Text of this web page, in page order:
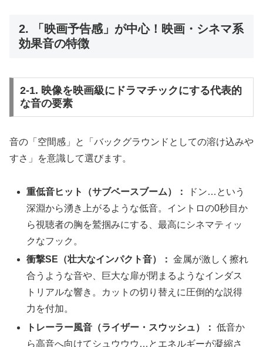
2. 「映画予告感」が中心！映画・シネマ系
効果音の特徴
2-1. 映像を映画級にドラマチックにする代表的
な音の要素
音の「空間感」と「バックグラウンドとしての溶け込みや
すさ」を意識して選びます。
重低音ヒット（サブベースブーム）：
ドン…という
深淵から湧き上がるような低音。イントロの0秒目か
ら視聴者の胸を鷲掴みにする、最高にシネマティッ
クなフック。
衝撃SE（壮大なインパクト音）： 金属が激しく擦れ
合うような音や、巨大な扉が閉まるようなインダス
トリアルな響き。カットの切り替えに圧倒的な説得
力を付加。
トレーラー風音（ライザー・スウッシュ）： 低音か
ら高音へ向けてシュウウウ…とエネルギーが凝縮さ